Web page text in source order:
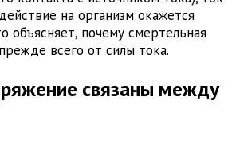
на организм окажется
объясняет, почему смертельная
всего от силы тока.
связаны между